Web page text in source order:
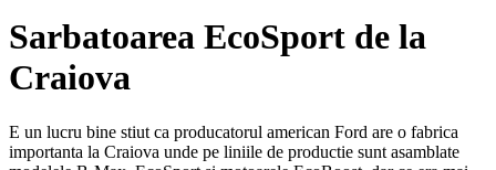
Sarbatoarea EcoSport de la
Craiova
E un lucru bine stiut ca producatorul american Ford are o fabrica
importanta la Craiova unde pe liniile de productie sunt asamblate